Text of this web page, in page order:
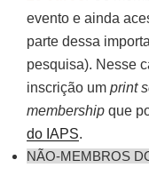
evento e ainda
parte dessa
pesquisa). Nesse
inscrição um print
membership que
do IAPS.
NÃO-MEMBROS